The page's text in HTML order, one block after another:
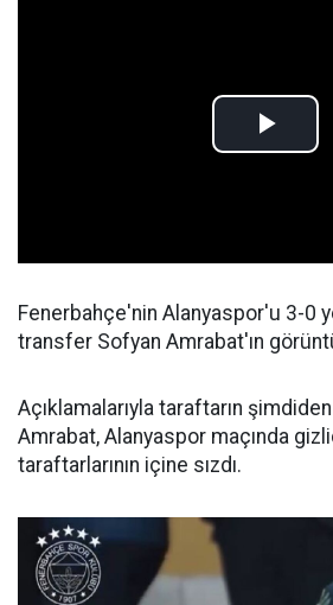
Fenerbahçe'nin Alanyaspor'u 3-0
transfer Sofyan Amrabat'ın
Açıklamalarıyla taraftarın
Amrabat, Alanyaspor maçında
taraftarlarının içine sızdı.